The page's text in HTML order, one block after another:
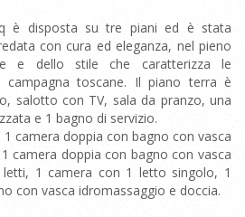
è disposta su tre piani ed è stata
con cura ed eleganza, nel pieno
e dello stile che caratterizza le
campagna toscane. Il piano terra è
salotto con TV, sala da pranzo, una
e 1 bagno di servizio.
camera doppia con bagno con vasca
camera doppia con bagno con vasca
1 camera con 1 letto singolo, 1
con vasca idromassaggio e doccia.